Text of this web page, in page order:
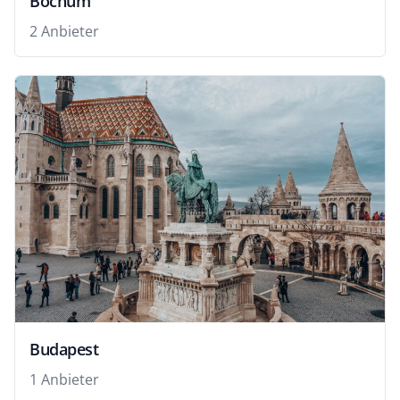
2 Anbieter
Budapest
1 Anbieter